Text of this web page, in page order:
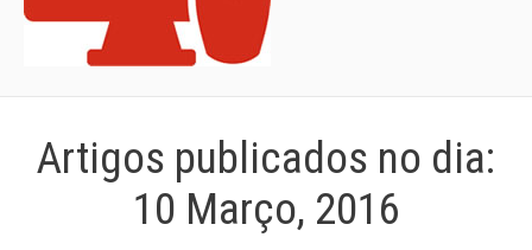
Home
Normas para os autores
Artigos publicados no dia:
10 Março, 2016